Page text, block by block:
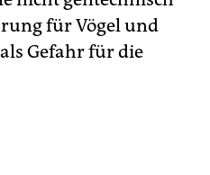
für Vögel und
Gefahr für die